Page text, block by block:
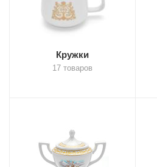
Кружки
17 товаров